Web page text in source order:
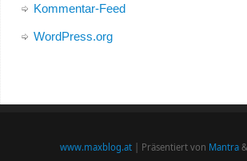
Kommentar-Feed
WordPress.org
www.maxblog.at| Präsentiert von Mantra&